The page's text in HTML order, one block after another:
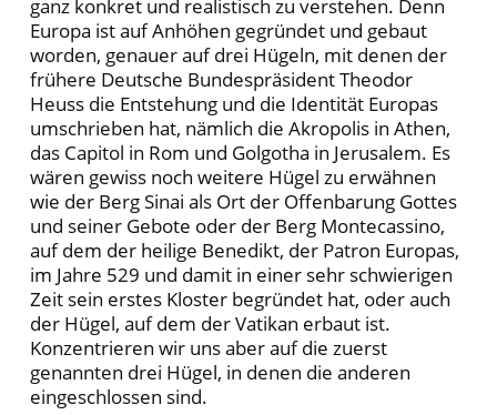
ganz konkret und realistisch zu verstehen. Denn
Europa ist auf Anhöhen gegründet und gebaut
worden, genauer auf drei Hügeln, mit denen der
frühere Deutsche Bundespräsident Theodor
Heuss die Entstehung und die Identität Europas
umschrieben hat, nämlich die Akropolis in Athen,
das Capitol in Rom und Golgotha in Jerusalem. Es
wären gewiss noch weitere Hügel zu erwähnen
wie der Berg Sinai als Ort der Offenbarung Gottes
und seiner Gebote oder der Berg Montecassino,
auf dem der heilige Benedikt, der Patron Europas,
im Jahre 529 und damit in einer sehr schwierigen
Zeit sein erstes Kloster begründet hat, oder auch
der Hügel, auf dem der Vatikan erbaut ist.
Konzentrieren wir uns aber auf die zuerst
genannten drei Hügel, in denen die anderen
eingeschlossen sind.